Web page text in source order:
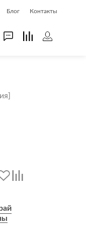
Блог Контакты
библиотеки